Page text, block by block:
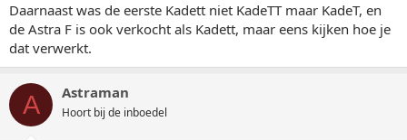
Daarnaast was de eerste Kadett niet KadeTT maar KadeT, en
de Astra F is ook verkocht als Kadett, maar eens kijken hoe je
dat verwerkt.
A Astraman
Hoort bij de inboedel